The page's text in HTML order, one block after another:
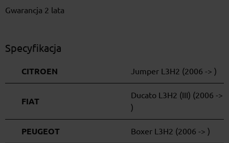
Gwarancja 2 lata
Specyfikacja
CITROEN Jumper L3H2 (2006 -> )
FIAT
Ducato L3H2 (III) (2006 ->
)
PEUGEOT Boxer L3H2 (2006 -> )